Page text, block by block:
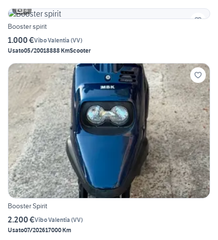
4
Booster spirit
1.000 €Vibo Valentia (VV)
Usato05/20018888 KmScooter
Booster Spirit
2.200 €Vibo Valentia (VV)
Usato07/202617000 Km